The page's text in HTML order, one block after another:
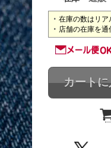
在庫の数はリア
店舗の在庫を通
カート